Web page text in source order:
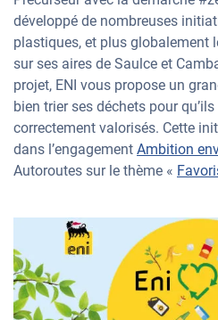
développé de nombreuses
plastiques, et plus globalement
sur ses aires de Saulce et
projet, ENI vous propose un
bien trier ses déchets pour
correctement valorisés. Cette
dans l’engagement Ambition
Autoroutes sur le thème «